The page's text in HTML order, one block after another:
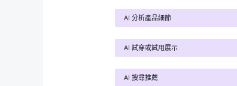
AI 分析產品細節
AI 試穿或試用展示
AI 搜尋推薦